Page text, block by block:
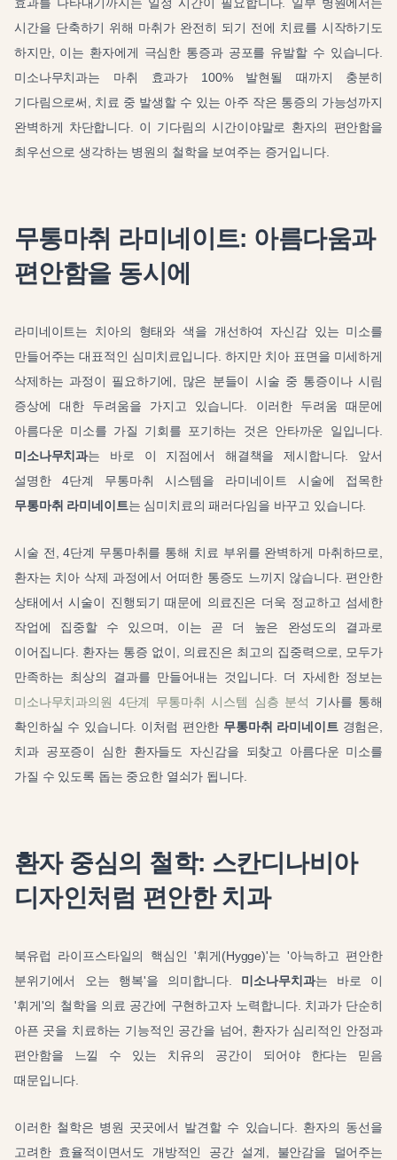
시간을 단축하기 위해 마취가 완전히 되기 전에 치료를 시작하기도
하지만, 이는 환자에게 극심한 통증과 공포를 유발할 수 있습니다.
미소나무치과는 마취 효과가 100% 발현될 때까지 충분히
기다림으로써, 치료 중 발생할 수 있는 아주 작은 통증의 가능성까지
완벽하게 차단합니다. 이 기다림의 시간이야말로 환자의 편안함을
최우선으로 생각하는 병원의 철학을 보여주는 증거입니다.
무통마취 라미네이트: 아름다움과
편안함을 동시에
라미네이트는 치아의 형태와 색을 개선하여 자신감 있는 미소를
만들어주는 대표적인 심미치료입니다. 하지만 치아 표면을 미세하게
삭제하는 과정이 필요하기에, 많은 분들이 시술 중 통증이나 시림
증상에 대한 두려움을 가지고 있습니다. 이러한 두려움 때문에
아름다운 미소를 가질 기회를 포기하는 것은 안타까운 일입니다.
미소나무치과는 바로 이 지점에서 해결책을 제시합니다. 앞서
설명한 4단계 무통마취 시스템을 라미네이트 시술에 접목한
무통마취 라미네이트는 심미치료의 패러다임을 바꾸고 있습니다.
시술 전, 4단계 무통마취를 통해 치료 부위를 완벽하게 마취하므로,
환자는 치아 삭제 과정에서 어떠한 통증도 느끼지 않습니다. 편안한
상태에서 시술이 진행되기 때문에 의료진은 더욱 정교하고 섬세한
작업에 집중할 수 있으며, 이는 곧 더 높은 완성도의 결과로
이어집니다. 환자는 통증 없이, 의료진은 최고의 집중력으로, 모두가
만족하는 최상의 결과를 만들어내는 것입니다. 더 자세한 정보는
미소나무치과의원 4단계 무통마취 시스템 심층 분석
기사를 통해
확인하실 수 있습니다. 이처럼 편안한 무통마취 라미네이트경험은,
치과 공포증이 심한 환자들도 자신감을 되찾고 아름다운 미소를
가질 수 있도록 돕는 중요한 열쇠가 됩니다.
환자 중심의 철학: 스칸디나비아
디자인처럼 편안한 치과
북유럽 라이프스타일의 핵심인 '휘게(Hygge)'는 '아늑하고 편안한
분위기에서 오는 행복'을 의미합니다. 미소나무치과는 바로 이
'휘게'의 철학을 의료 공간에 구현하고자 노력합니다. 치과가 단순히
아픈 곳을 치료하는 기능적인 공간을 넘어, 환자가 심리적인 안정과
편안함을 느낄 수 있는 치유의 공간이 되어야 한다는 믿음
때문입니다.
이러한 철학은 병원 곳곳에서 발견할 수 있습니다. 환자의 동선을
고려한 효율적이면서도 개방적인 공간 설계, 불안감을 덜어주는